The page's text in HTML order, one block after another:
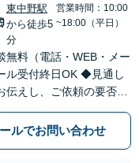
東中野駅
から徒歩5
分
営業時間：10:00
~18:00（平日）
料（電話・WEB・メー
ル受付終日OK ◆見通し
伝えし、ご依頼の要否も
護士本人が一貫してスピ
対応いたします。 ◆累計
ルでお問い合わせ